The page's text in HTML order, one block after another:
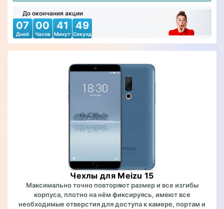
До окончания акции
07
Дней
00
Часов
41
Минут
47
Секунд
Чехлы для Meizu 15
Максимально точно повторяют размер и все изгибы
корпуса, плотно на нём фиксируясь, имеют все
необходимые отверстия для доступа к камере, портам и